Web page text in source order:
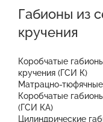
Габионы из
кручения
Коробчатые
кручения (ГСИ К)
Матрацно-
Коробчатые
(ГСИ КА)
Цилиндрические